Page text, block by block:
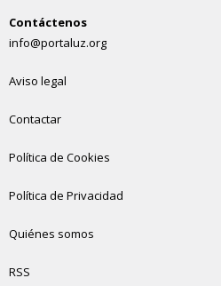
Contáctenos
info@portaluz.org
Aviso legal
Contactar
Política de Cookies
Política de Privacidad
Quiénes somos
RSS